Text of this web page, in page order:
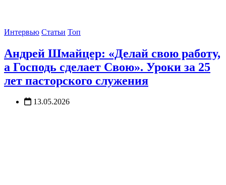
Интервью Статьи Топ
Андрей Шмайцер: «Делай свою работу,
а Господь сделает Свою». Уроки за 25
лет пасторского служения
13.05.2026